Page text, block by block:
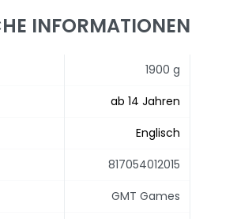
INFORMATIONEN
1900 g
ab 14 Jahren
Englisch
817054012015
GMT Games